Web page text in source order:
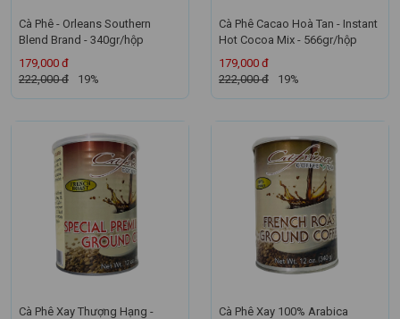
Cà Phê - Orleans Southern
Blend Brand - 340gr/hộp
179,000 đ
222,000 đ
19%
Cà Phê Cacao Hoà Tan - Instant
Hot Cocoa Mix - 566gr/hộp
179,000 đ
222,000 đ
19%
Cà Phê Xay Thượng Hạng -
Cà Phê Xay 100% Arabica